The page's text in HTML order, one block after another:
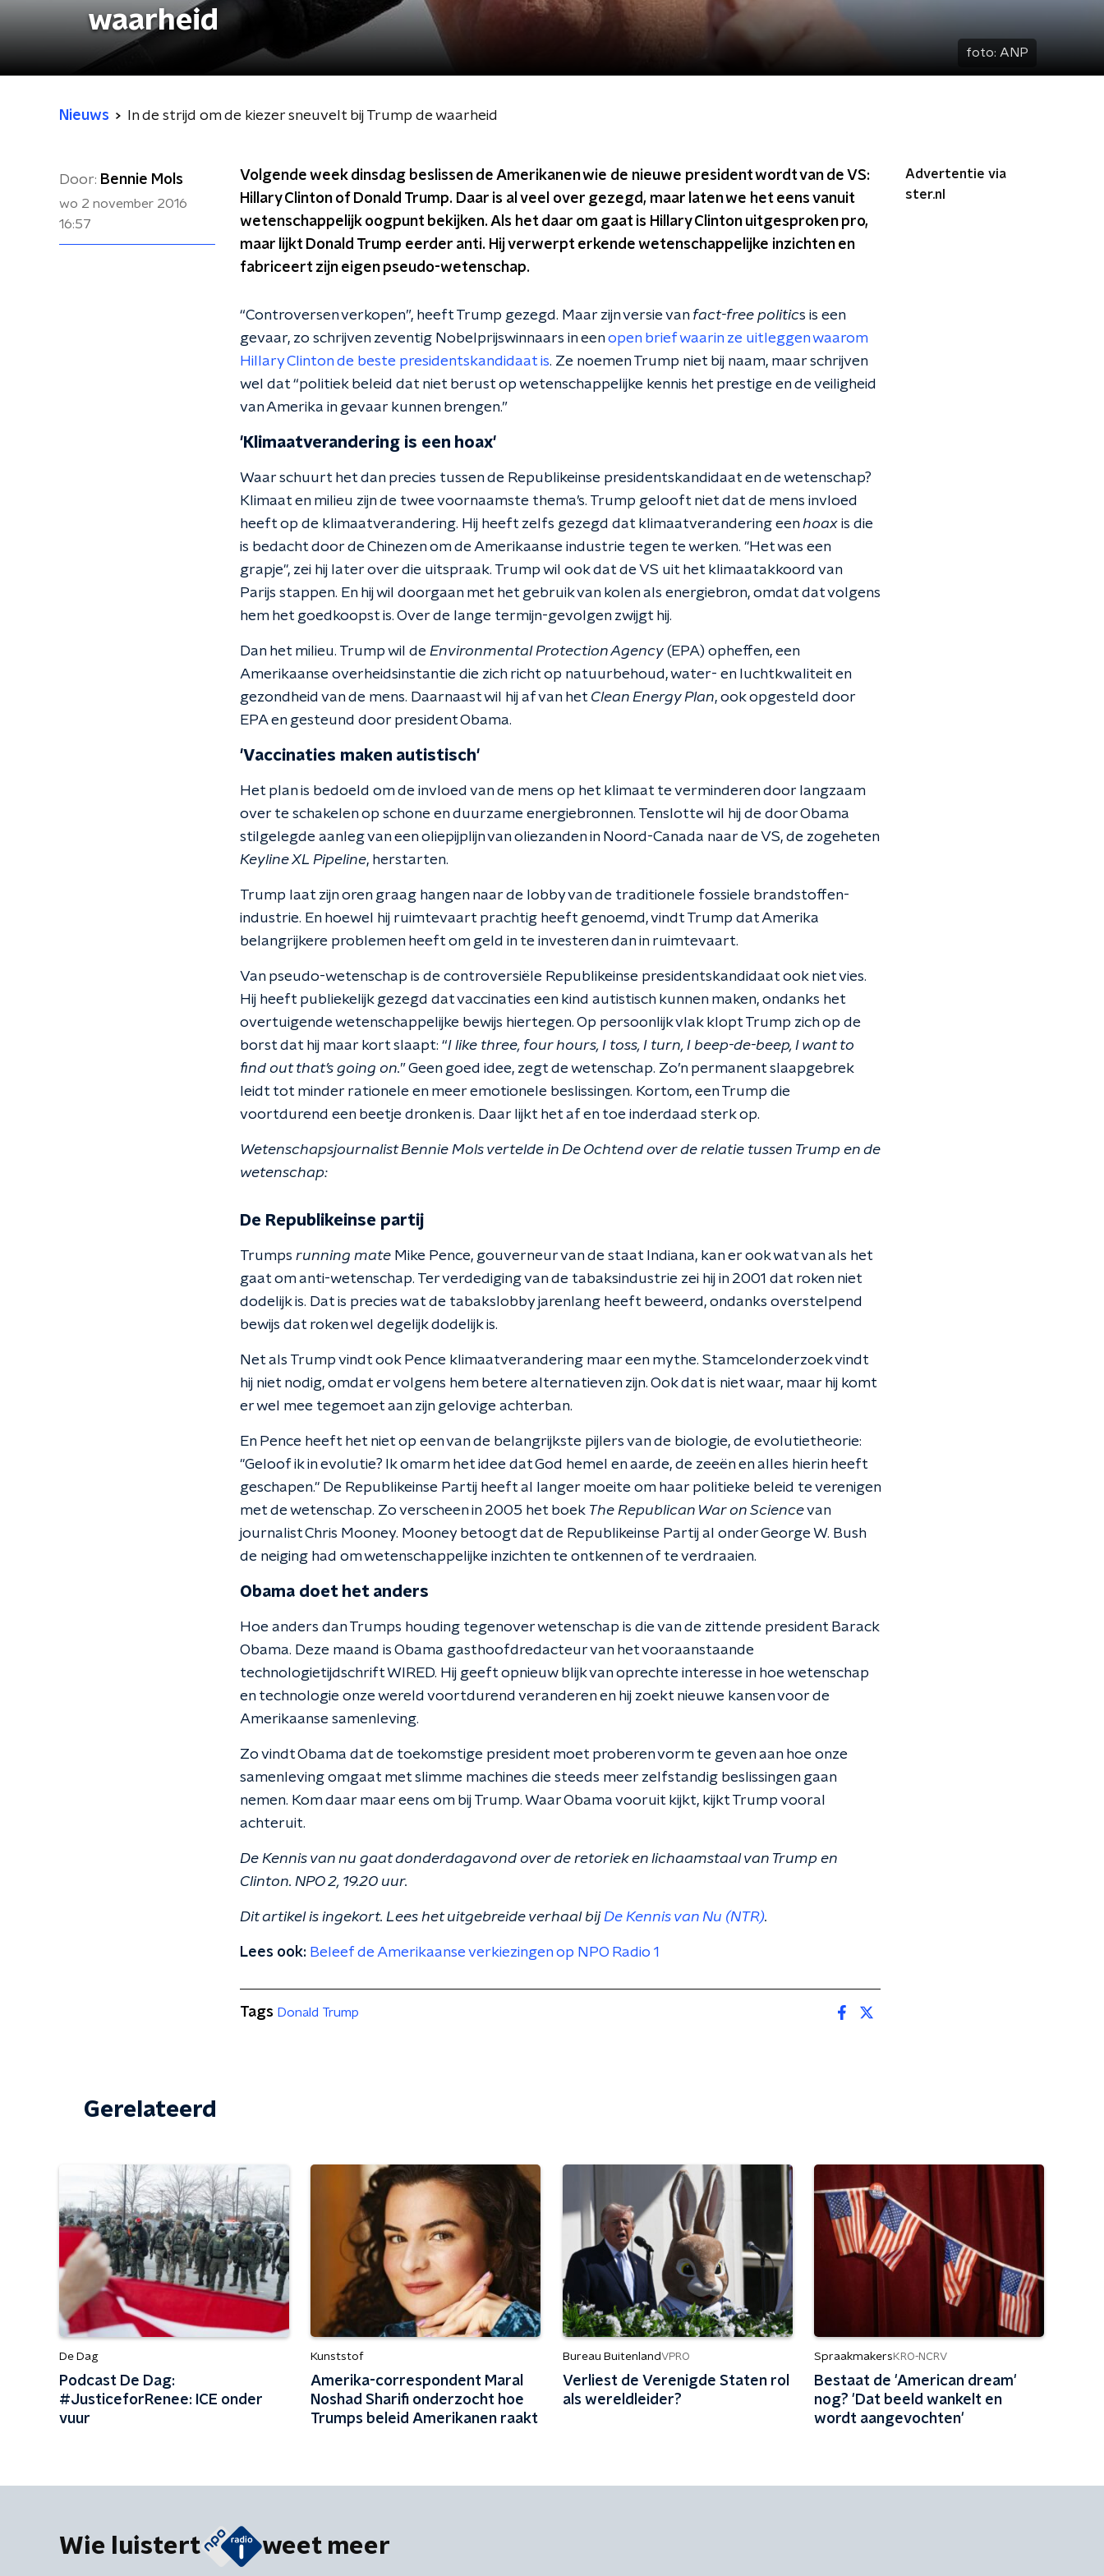
waarheid
foto: ANP
Nieuws In de strijd om de kiezer sneuvelt bij Trump de waarheid
Door: Bennie Mols
wo 2 november 2016
16:57
Volgende week dinsdag beslissen de Amerikanen wie de nieuwe president wordt van de VS:
Hillary Clinton of Donald Trump. Daar is al veel over gezegd, maar laten we het eens vanuit
wetenschappelijk oogpunt bekijken. Als het daar om gaat is Hillary Clinton uitgesproken pro,
maar lijkt Donald Trump eerder anti. Hij verwerpt erkende wetenschappelijke inzichten en
fabriceert zijn eigen pseudo-wetenschap.
“Controversen verkopen”, heeft Trump gezegd. Maar zijn versie van fact-free politics is een
gevaar, zo schrijven zeventig Nobelprijswinnaars in eenopen brief waarin ze uitleggen waarom
Hillary Clinton de beste presidentskandidaat is. Ze noemen Trump niet bij naam, maar schrijven
wel dat “politiek beleid dat niet berust op wetenschappelijke kennis het prestige en de veiligheid
van Amerika in gevaar kunnen brengen.”
'Klimaatverandering is een hoax'
Waar schuurt het dan precies tussen de Republikeinse presidentskandidaat en de wetenschap?
Klimaat en milieu zijn de twee voornaamste thema’s. Trump gelooft niet dat de mens invloed
heeft op de klimaatverandering. Hij heeft zelfs gezegd dat klimaatverandering eenhoax is die
is bedacht door de Chinezen om de Amerikaanse industrie tegen te werken. "Het was een
grapje", zei hij later over die uitspraak. Trump wil ook dat de VS uit het klimaatakkoord van
Parijs stappen. En hij wil doorgaan met het gebruik van kolen als energiebron, omdat dat volgens
hem het goedkoopst is. Over de lange termijn-gevolgen zwijgt hij.
Dan het milieu. Trump wil de Environmental Protection Agency (EPA) opheffen, een
Amerikaanse overheidsinstantie die zich richt op natuurbehoud, water- en luchtkwaliteit en
gezondheid van de mens. Daarnaast wil hij af van het Clean Energy Plan, ook opgesteld door
EPA en gesteund door president Obama.
'Vaccinaties maken autistisch'
Het plan is bedoeld om de invloed van de mens op het klimaat te verminderen door langzaam
over te schakelen op schone en duurzame energiebronnen. Tenslotte wil hij de door Obama
stilgelegde aanleg van een oliepijplijn van oliezanden in Noord-Canada naar de VS, de zogeheten
Keyline XL Pipeline, herstarten.
Trump laat zijn oren graag hangen naar de lobby van de traditionele fossiele brandstoffen-
industrie. En hoewel hij ruimtevaart prachtig heeft genoemd, vindt Trump dat Amerika
belangrijkere problemen heeft om geld in te investeren dan in ruimtevaart.
Van pseudo-wetenschap is de controversiële Republikeinse presidentskandidaat ook niet vies.
Hij heeft publiekelijk gezegd dat vaccinaties een kind autistisch kunnen maken, ondanks het
overtuigende wetenschappelijke bewijs hiertegen. Op persoonlijk vlak klopt Trump zich op de
borst dat hij maar kort slaapt: “I like three, four hours, I toss, I turn, I beep-de-beep, I want to
find out that’s going on.” Geen goed idee, zegt de wetenschap. Zo’n permanent slaapgebrek
leidt tot minder rationele en meer emotionele beslissingen. Kortom, een Trump die
voortdurend een beetje dronken is. Daar lijkt het af en toe inderdaad sterk op.
Wetenschapsjournalist Bennie Mols vertelde in De Ochtend over de relatie tussen Trump en de
wetenschap:
De Republikeinse partij
Trumps running mate Mike Pence, gouverneur van de staat Indiana, kan er ook wat van als het
gaat om anti-wetenschap. Ter verdediging van de tabaksindustrie zei hij in 2001 dat roken niet
dodelijk is. Dat is precies wat de tabakslobby jarenlang heeft beweerd, ondanks overstelpend
bewijs dat roken wel degelijk dodelijk is.
Net als Trump vindt ook Pence klimaatverandering maar een mythe. Stamcelonderzoek vindt
hij niet nodig, omdat er volgens hem betere alternatieven zijn. Ook dat is niet waar, maar hij komt
er wel mee tegemoet aan zijn gelovige achterban.
En Pence heeft het niet op een van de belangrijkste pijlers van de biologie, de evolutietheorie:
"Geloof ik in evolutie? Ik omarm het idee dat God hemel en aarde, de zeeën en alles hierin heeft
geschapen." De Republikeinse Partij heeft al langer moeite om haar politieke beleid te verenigen
met de wetenschap. Zo verscheen in 2005 het boek The Republican War on Sciencevan
journalist Chris Mooney. Mooney betoogt dat de Republikeinse Partij al onder George W. Bush
de neiging had om wetenschappelijke inzichten te ontkennen of te verdraaien.
Obama doet het anders
Hoe anders dan Trumps houding tegenover wetenschap is die van de zittende president Barack
Obama. Deze maand is Obama gasthoofdredacteur van het vooraanstaande
technologietijdschrift WIRED. Hij geeft opnieuw blijk van oprechte interesse in hoe wetenschap
en technologie onze wereld voortdurend veranderen en hij zoekt nieuwe kansen voor de
Amerikaanse samenleving.
Zo vindt Obama dat de toekomstige president moet proberen vorm te geven aan hoe onze
samenleving omgaat met slimme machines die steeds meer zelfstandig beslissingen gaan
nemen. Kom daar maar eens om bij Trump. Waar Obama vooruit kijkt, kijkt Trump vooral
achteruit.
De Kennis van nu gaat donderdagavond over de retoriek en lichaamstaal van Trump en
Clinton. NPO 2, 19.20 uur.
Dit artikel is ingekort. Lees het uitgebreide verhaal bijDe Kennis van Nu (NTR).
Lees ook: Beleef de Amerikaanse verkiezingen op NPO Radio 1
Advertentie via
ster.nl
Tags Donald Trump
Gerelateerd
De Dag
Podcast De Dag:
#JusticeforRenee: ICE onder
vuur
Kunststof
Amerika-correspondent Maral
Noshad Sharifi onderzocht hoe
Trumps beleid Amerikanen raakt
Bureau BuitenlandVPRO
Verliest de Verenigde Staten rol
als wereldleider?
Spraakmakers KRO-NCRV
Bestaat de 'American dream'
nog? 'Dat beeld wankelt en
wordt aangevochten'
Wie luistert weet meer